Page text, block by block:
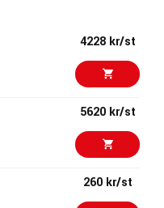
4228 kr/st
5620 kr/st
260 kr/st